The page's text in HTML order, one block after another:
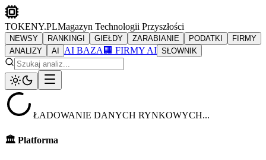
TOKENY.PLMagazyn Technologii Przyszłości
NEWSY RANKINGI GIEŁDY ZARABIANIE PODATKI
FIRMY
ANALIZY
AI AI BAZA 🏢 FIRMY AI SŁOWNIK
ŁADOWANIE DANYCH RYNKOWYCH...
🏛️ Platforma